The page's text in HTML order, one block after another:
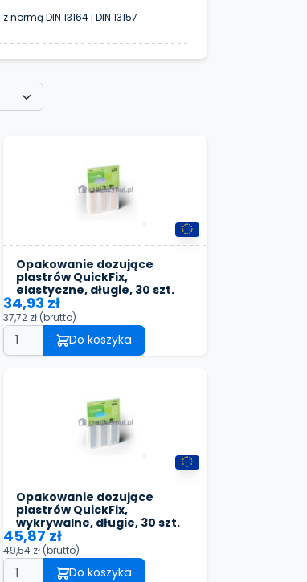
normą DIN 13164 i DIN 13157
Opakowanie dozujące
plastrów QuickFix,
elastyczne, długie, 30 szt.
34,93 zł
37,72 zł (brutto)
Do koszyka
Opakowanie dozujące
plastrów QuickFix,
wykrywalne, długie, 30 szt.
45,87 zł
49,54 zł (brutto)
Do koszyka